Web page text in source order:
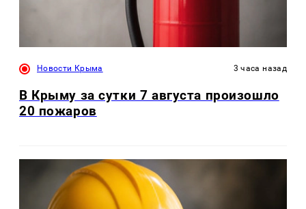
Новости Крыма 3 часа назад
В Крыму за сутки 7 августа произошло
20 пожаров